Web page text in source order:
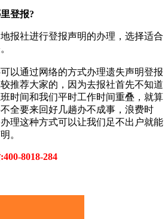
登报?
报社进行登报声明的办理，‌选择适合
以通过网络的方式办理遗失声明登报
推荐大家的，因为去报社首先不知道
时间和我们平时工作时间重叠，就算
全要来回好几趟办不成事，浪费时
理这种方式可以让我们足不出户就能
。
8018-284